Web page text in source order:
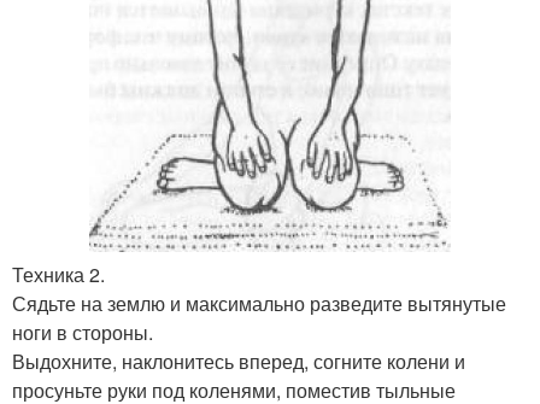
Техника 2.
Сядьте на землю и максимально разведите вытянутые
ноги в стороны.
Выдохните, наклонитесь вперед, согните колени и
просуньте руки под коленями, поместив тыльные